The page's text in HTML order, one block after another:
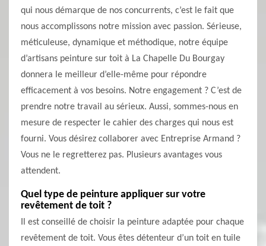
qui nous démarque de nos concurrents, c’est le fait que
nous accomplissons notre mission avec passion. Sérieuse,
méticuleuse, dynamique et méthodique, notre équipe
d’artisans peinture sur toit à La Chapelle Du Bourgay
donnera le meilleur d’elle-même pour répondre
efficacement à vos besoins. Notre engagement ? C’est de
prendre notre travail au sérieux. Aussi, sommes-nous en
mesure de respecter le cahier des charges qui nous est
fourni. Vous désirez collaborer avec Entreprise Armand ?
Vous ne le regretterez pas. Plusieurs avantages vous
attendent.
Quel type de peinture appliquer sur votre
revêtement de toit ?
Il est conseillé de choisir la peinture adaptée pour chaque
revêtement de toit. Vous êtes détenteur d’un toit en tuile